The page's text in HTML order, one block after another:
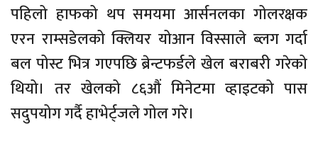
पहिलो हाफको थप समयमा आर्सनलका गोलरक्षक
एरन राम्सडेलको क्लियर योआन विस्साले ब्लग गर्दा
बल पोस्ट भित्र गएपछि ब्रेन्टफर्डले खेल बराबरी गरेको
थियो। तर खेलको ८६औं मिनेटमा व्हाइटको पास
सदुपयोग गर्दै हाभेर्ट्जले गोल गरे।